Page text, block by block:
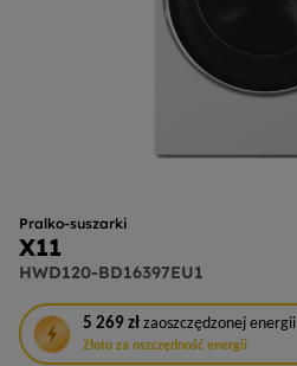
Pralko-suszarki
X11
HWD120-BD16397EU1
5 269 zł zaoszczędzonej energii
Złoto za oszczędność energii
To
działanie